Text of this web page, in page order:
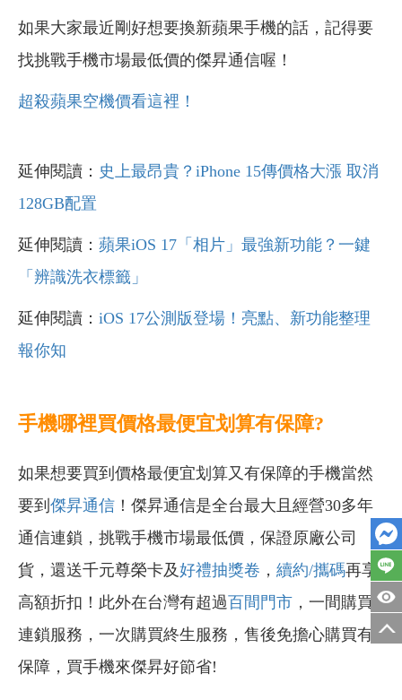
如果大家最近剛好想要換新蘋果手機的話，記得要
找挑戰手機市場最低價的傑昇通信喔！
超殺蘋果空機價看這裡！
延伸閱讀： 史上最昂貴？iPhone 15傳價格大漲 取消
128GB配置
延伸閱讀： 蘋果iOS 17「相片」最強新功能？一鍵
「辨識洗衣標籤」
延伸閱讀： iOS 17公測版登場！亮點、新功能整理
報你知
手機哪裡買價格最便宜划算有保障?
如果想要買到價格最便宜划算又有保障的手機當然
要到 傑昇通信 ！傑昇通信是全台最大且經營30多年
通信連鎖，挑戰手機市場最低價，保證原廠公司
貨，還送千元尊榮卡及好禮抽獎卷 ， 續約/攜碼再享
高額折扣！此外在台灣有超過百間門市 ，一間購買
連鎖服務，一次購買終生服務，售後免擔心購買有
保障，買手機來傑昇好節省!